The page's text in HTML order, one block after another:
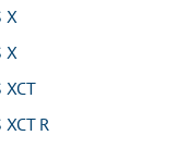
X
X
R